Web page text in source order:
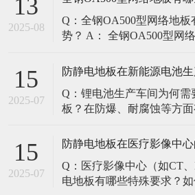
点载荷（通常指服务器机柜
力）。 轻型机房（标准服务器/网络柜）：
单点载荷通常在1960N，主
13
2025-08
Q：全钢OA500型网络地板
势？ A： 全钢OA500型网
以下核心优势： 高强度结
轧钢板拉伸焊接成型，表面
塑，防锈耐磨，承重性能
线：配套活动线槽板设计
15
2025-07
Q：锂电池生产车间为何需
板？在防爆、耐腐蚀等方
环境并存的特殊场景，需要
境要求 • 防爆等级：Ex IIB
证） • 静电泄放速度：<0.
15
2025-07
Q：医疗影像中心（如CT
电地板有哪些特殊要求？